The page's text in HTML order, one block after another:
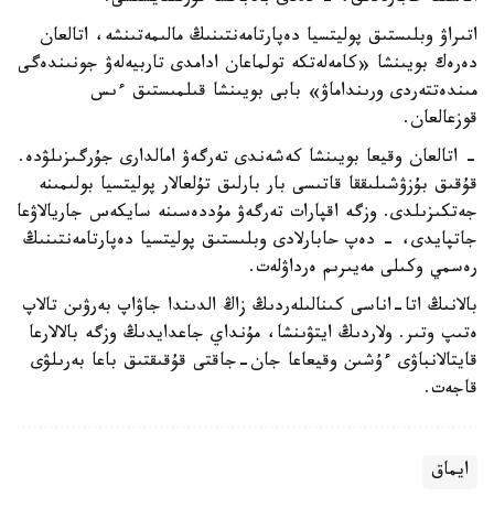
اتىراۋ وبلىستىق پوليتسيا دەپارتامەنتىنىڭ مالىمەتىنشە، اتالعان
دەرەك بويىنشا «كامەلەتكە تولماعان ادامدى تاربيەلەۋ جونىندەگى
مىندەتتەردى ورىنداماۋ» بابى بويىنشا قىلمىستىق ءىس
قوزعالعان.
- اتالعان وقيعا بويىنشا كەشەندى تەرگەۋ امالدارى جۇرگىزىلۋدە.
قۇقىق بۇزۋشىلىققا قاتىسى بار بارلىق تۇلعالار پوليتسيا بولىمىنە
جەتكىزىلدى. وزگە اقپارات تەرگەۋ مۇددەسىنە سايكەس جاريالاۋعا
جاتپايدى، - دەپ حابارلادى وبلىستىق پوليتسيا دەپارتامەنتىنىڭ
رەسمي وكىلى مەيىرىم ەرداۋلەت.
بالانىڭ اتا-اناسى كىنالىلەردىڭ زاڭ الدىندا جاۋاپ بەرۋىن تالاپ
ەتىپ وتىر. ولاردىڭ ايتۋىنشا، مۇنداي جاعدايدىڭ وزگە بالالارعا
قايتالانباۋى ءۇشىن وقيعاعا جان-جاقتى قۇقىقتىق باعا بەرىلۋى
قاجەت.
ايماق